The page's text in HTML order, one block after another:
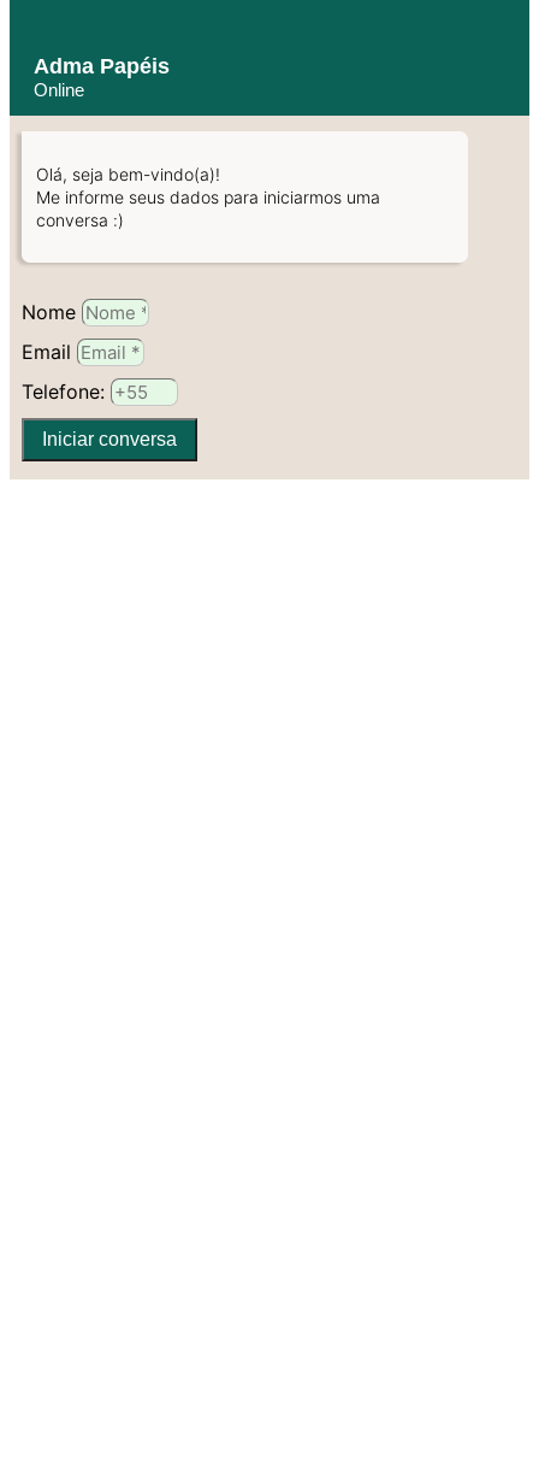
Adma Papéis
Online
Olá, seja bem-vindo(a)!
Me informe seus dados para iniciarmos uma
conversa :)
Nome
Email
Telefone:
Iniciar conversa